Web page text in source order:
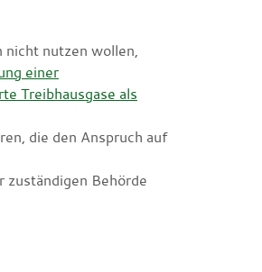
nicht nutzen wollen,
einer
Treibhausgase als
die den Anspruch auf
Behörde